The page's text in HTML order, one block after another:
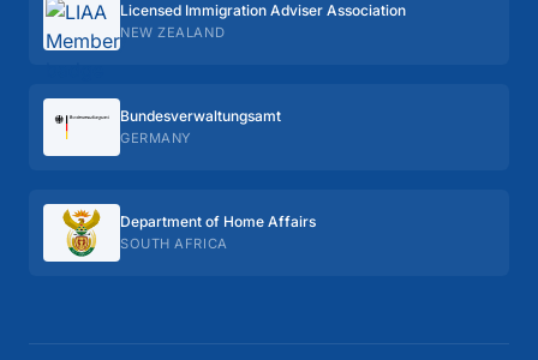
Licensed Immigration Adviser Association
NEW ZEALAND
Bundes­verwaltungs­amt
GERMANY
Department of Home Affairs
SOUTH AFRICA